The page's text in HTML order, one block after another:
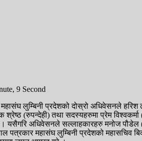
9 Second
लुम्बिनी प्रदेशको दोस्रो अधिवेसनले
श्रेष्ठ (रुपन्देही) तथा सदस्यहरुमा प्रेम
यसैगरि अधिवेसनले सल्लाहकारहरु मनोज पौडेल
पत्रकार महासंघ लुम्बिनी प्रदेशको महासचिव